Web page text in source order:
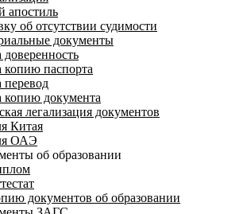
апостиль
об отсутствии судимости
документы
доверенность
копию паспорта
перевод
копию документа
легализация документов
Китая
ОАЭ
об образовании
документов об образовании